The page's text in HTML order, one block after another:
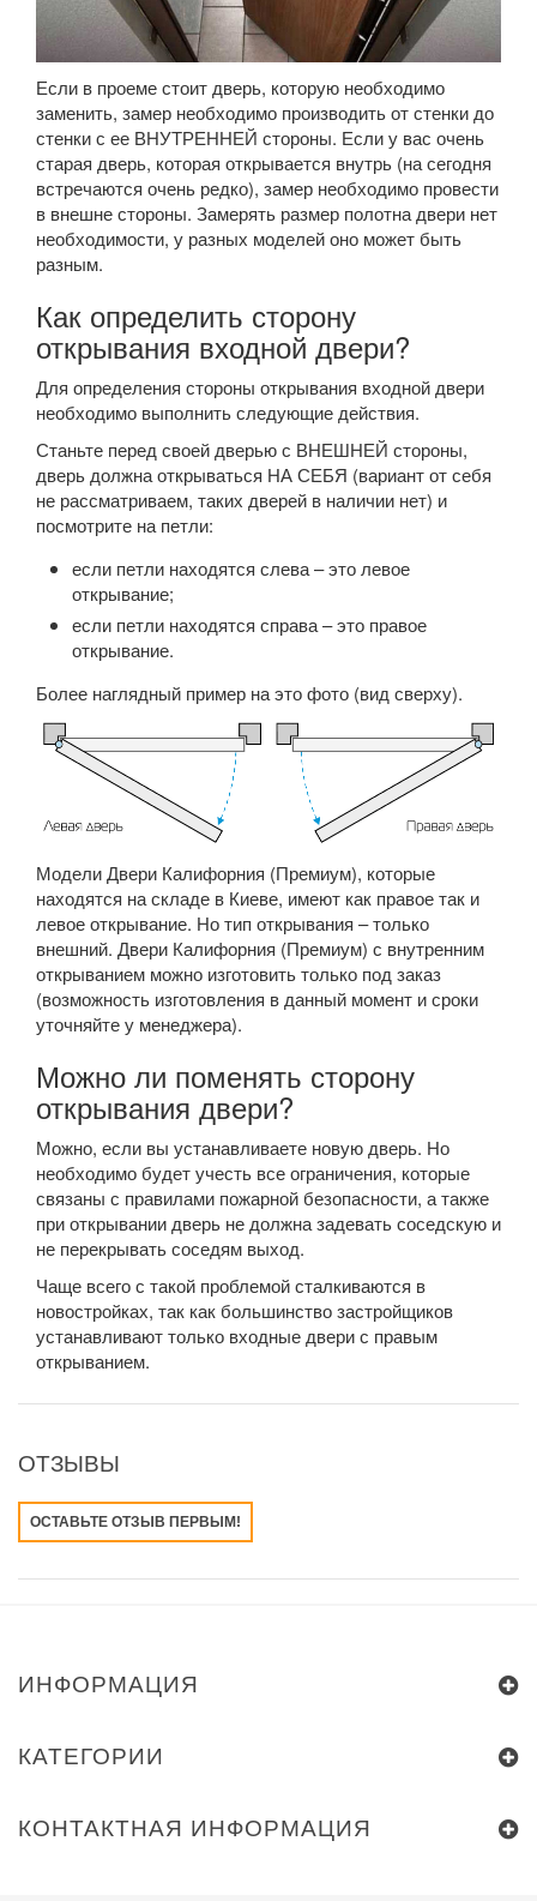
Если в проеме стоит дверь, которую необходимо
заменить, замер необходимо производить от стенки до
стенки с ее ВНУТРЕННЕЙ стороны. Если у вас очень
старая дверь, которая открывается внутрь (на сегодня
встречаются очень редко), замер необходимо провести
в внешне стороны. Замерять размер полотна двери нет
необходимости, у разных моделей оно может быть
разным.
Как определить сторону
открывания входной двери?
Для определения стороны открывания входной двери
необходимо выполнить следующие действия.
Станьте перед своей дверью с ВНЕШНЕЙ стороны,
дверь должна открываться НА СЕБЯ (вариант от себя
не рассматриваем, таких дверей в наличии нет) и
посмотрите на петли:
если петли находятся слева – это левое
открывание;
если петли находятся справа – это правое
открывание.
Более наглядный пример на это фото (вид сверху).
Модели Двери Калифорния (Премиум), которые
находятся на складе в Киеве, имеют как правое так и
левое открывание. Но тип открывания – только
внешний. Двери Калифорния (Премиум) с внутренним
открыванием можно изготовить только под заказ
(возможность изготовления в данный момент и сроки
уточняйте у менеджера).
Можно ли поменять сторону
открывания двери?
Можно, если вы устанавливаете новую дверь. Но
необходимо будет учесть все ограничения, которые
связаны с правилами пожарной безопасности, а также
при открывании дверь не должна задевать соседскую и
не перекрывать соседям выход.
Чаще всего с такой проблемой сталкиваются в
новостройках, так как большинство застройщиков
устанавливают только входные двери с правым
открыванием.
ОТЗЫВЫ
ОСТАВЬТЕ ОТЗЫВ ПЕРВЫМ!
ИНФОРМАЦИЯ
КАТЕГОРИИ
КОНТАКТНАЯ ИНФОРМАЦИЯ